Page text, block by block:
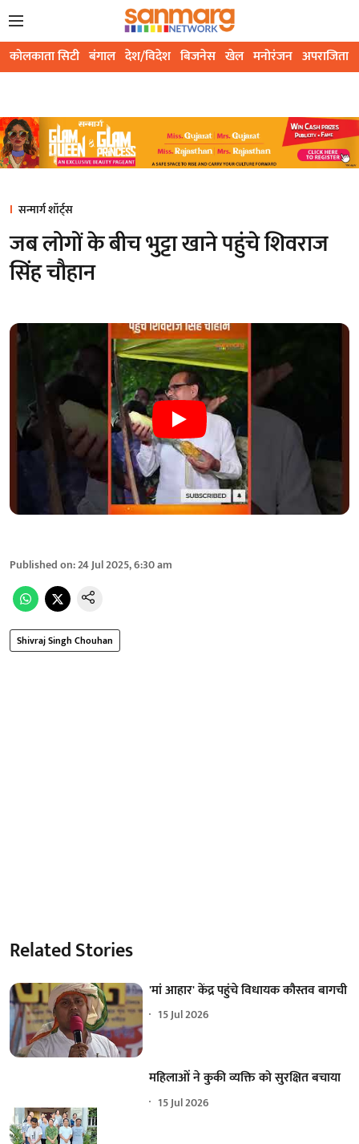
कोलकाता सिटी बंगाल देश/विदेश बिजनेस खेल मनोरंजन अपराजिता
सन्मार्ग शॉर्ट्स
जब लोगों के बीच भुट्टा खाने पहुंचे शिवराज
सिंह चौहान
Published on:24 Jul 2025, 6:30 am
Shivraj Singh Chouhan
Related Stories
'मां आहार' केंद्र पहुंचे विधायक कौस्तव बागची
15 Jul 2026
महिलाओं ने कुकी व्यक्ति को सुरक्षित बचाया
15 Jul 2026